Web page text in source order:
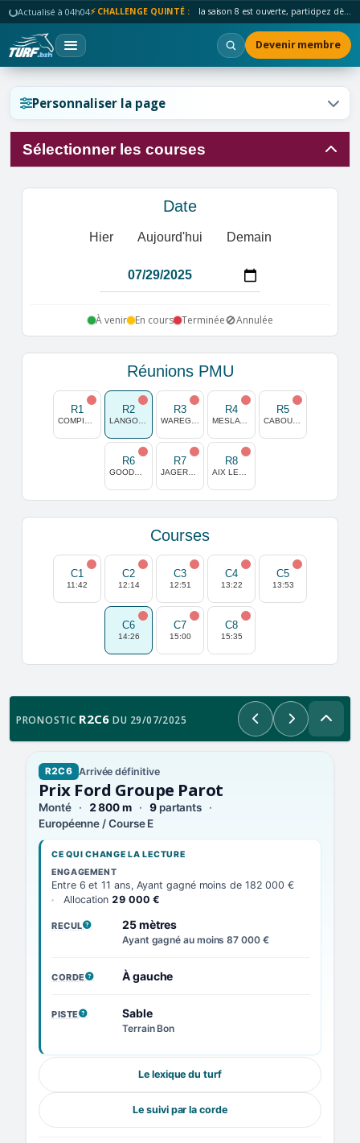
Actualisé à 04h04⚡ CHALLENGE QUINTÉ : la saison 8 est ouverte, participez dès maintenant !
Devenir membre
Personnaliser la page
Sélectionner les courses
Date
Hier Aujourd'hui Demain
À venir En cours Terminée🚫Annulée
Réunions PMU
R1 R2 R3 R4 R5
R6 R7 R8
Courses
C1
11:42
C2
12:14
C3
12:51
C4
13:22
C5
13:53
C6
14:26
C7
15:00
C8
15:35
PRONOSTIC R2C6 DU 29/07/2025 PrécédentSuivant
R2C6 Arrivée définitive
Prix Ford Groupe Parot
Monté 2 800 m 9partants
Européenne / Course E
CE QUI CHANGE LA LECTURE
ENGAGEMENT
Entre 6 et 11 ans, Ayant gagné moins de 182 000 €
Allocation 29 000 €
RECUL
, VOIR LA DÉFINITION25 mètres
Ayant gagné au moins 87 000 €
CORDE
, VOIR LA DÉFINITION
À gauche
PISTE
, VOIR LA DÉFINITION
Sable
Terrain Bon
Le lexique du turf
Le suivi par la corde
Réinitialiser l'affichage ?
Réinitialiser